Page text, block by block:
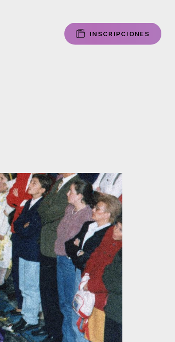
IN SCR IPCI ONES